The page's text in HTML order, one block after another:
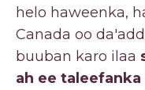
helo haweenka,
Canada oo
buuban karo ilaa
ah ee taleefanka